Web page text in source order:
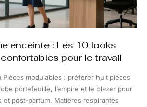
enceinte : Les 10 looks
pour le travail
Pièces modulables : préférer huit pièces
portefeuille, l’empire et le blazer pour
et post-partum. Matières respirantes